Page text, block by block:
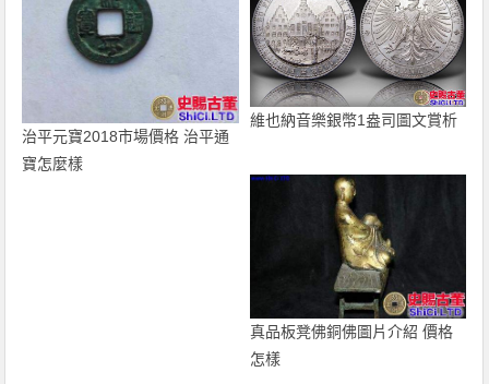
治平元寶2018市場價格 治平通
寶怎麼樣
維也納音樂銀幣1盎司圖文賞析
真品板凳佛銅佛圖片介紹 價格
怎樣